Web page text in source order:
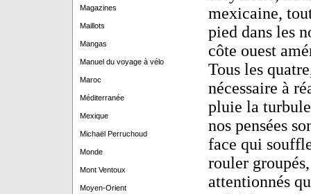
Magazines
Maillots
Mangas
Manuel du voyage à vélo
Maroc
Méditerranée
Mexique
Michaël Perruchoud
Monde
Mont Ventoux
Moyen-Orient
mexicaine,
pied dans les
côte ouest
Tous les
nécessaire à
pluie la
nos pensées
face qui
rouler
attentionnés